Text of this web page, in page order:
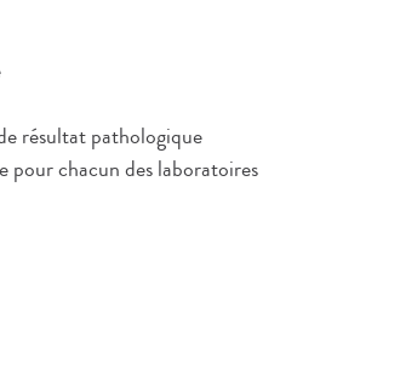
résultat pathologique
pour chacun des laboratoires